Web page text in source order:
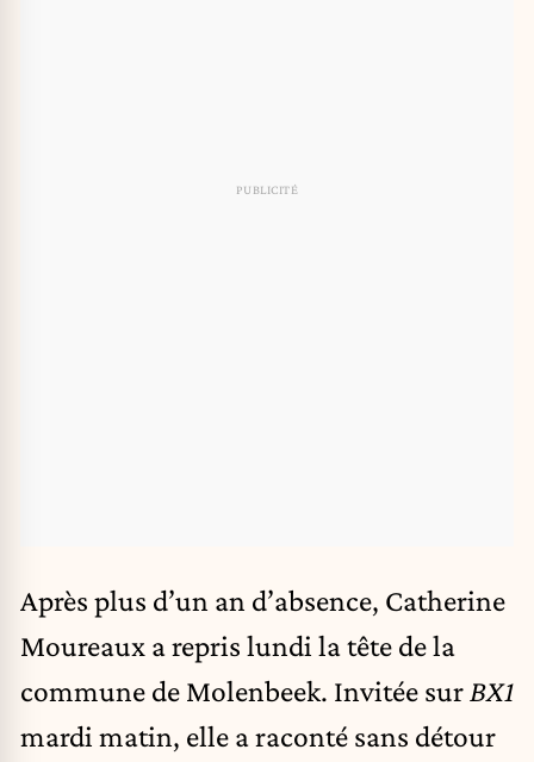
Après plus d’un an d’absence, Catherine
Moureaux a repris lundi la tête de la
commune de Molenbeek. Invitée sur BX1
mardi matin, elle a raconté sans détour